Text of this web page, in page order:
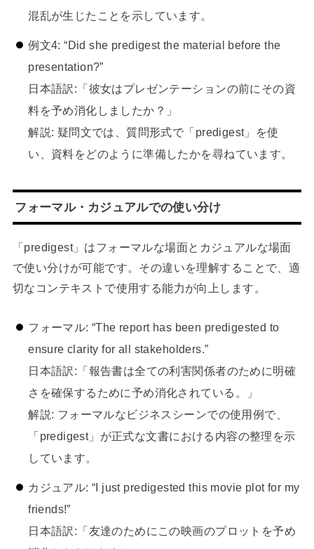
混乱が生じたことを示しています。
例文4: “Did she predigest the material before the
presentation?”
日本語訳:「彼女はプレゼンテーションの前にその資
料を予め消化しましたか？」
解説: 疑問文では、質問形式で「predigest」を使
い、資料をどのように準備したかを尋ねています。
フォーマル・カジュアルでの使い分け
「predigest」はフォーマルな場面とカジュアルな場面
で使い分けが可能です。その違いを理解することで、適
切なコンテキストで使用する能力が向上します。
フォーマル: “The report has been predigested to
ensure clarity for all stakeholders.”
日本語訳:「報告書は全ての利害関係者のために明確
さを確保するために予め消化されている。」
解説: フォーマルなビジネスシーンでの使用例で、
「predigest」が正式な文書における内容の整理を示
しています。
カジュアル: “I just predigested this movie plot for my
friends!”
日本語訳:「友達のためにこの映画のプロットを予め